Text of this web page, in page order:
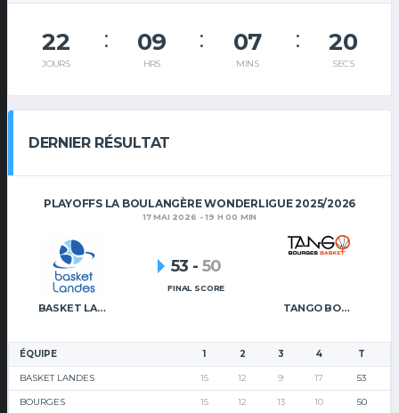
22
JOURS
09
HRS
07
MINS
20
SECS
DERNIER RÉSULTAT
PLAYOFFS LA BOULANGÈRE WONDERLIGUE 2025/2026
17 MAI 2026 - 19 H 00 MIN
BASKET LANDES TANGO BOURGES BASKET
53 - 50
FINAL SCORE
ÉQUIPE 1 2 3 4 T
BASKET LANDES 15 12 9 17 53
BOURGES 15 12 13 10 50